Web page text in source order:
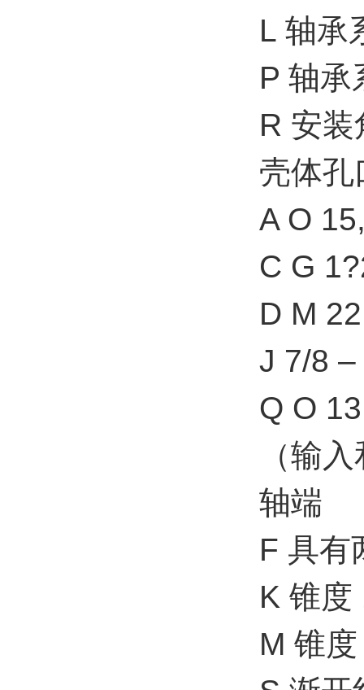
L 轴承
P 轴承
R 安装
壳体孔
A O
C G
D M
J 7/8 –
Q O
（输
轴端
F 具有
K 锥度
M 锥